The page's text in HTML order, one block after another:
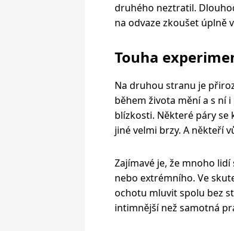
druhého neztratil.
na odvaze zkoušet úplně
Touha
Na druhou stranu je
během života mění a s ní
blízkosti. Některé páry
jiné velmi brzy. A někteří
Zajímavé je, že mnoho
nebo extrémního. Ve
ochotu mluvit spolu bez
intimnější než samotná